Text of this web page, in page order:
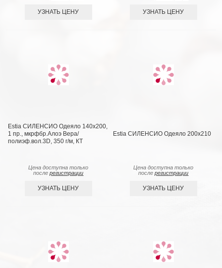
УЗНАТЬ ЦЕНУ УЗНАТЬ ЦЕНУ
Estia СИЛЕНСИО Одеяло 140х200,
1 пр., мкрфбр.Алоэ Вера/
полиэф.вол.3D, 350 г/м, КТ
Цена доступна только
послерегистрации
УЗНАТЬ ЦЕНУ
Estia СИЛЕНСИО Одеяло 200х210
Цена доступна только
послерегистрации
УЗНАТЬ ЦЕНУ